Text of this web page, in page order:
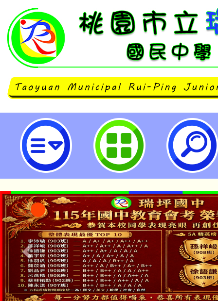
114學年度優質化國中教師專業群
園市立瑞坪國民中學
「本色祭」8/29、30在